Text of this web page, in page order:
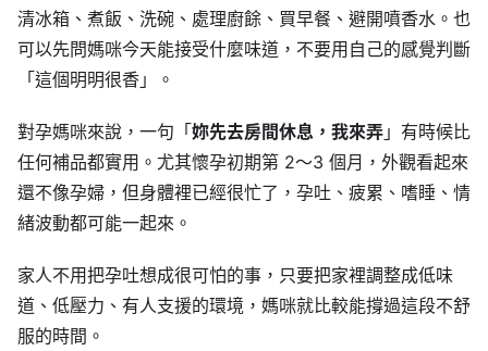
清冰箱、煮飯、洗碗、處理廚餘、買早餐、避開噴香水。也
可以先問媽咪今天能接受什麼味道，不要用自己的感覺判斷
「這個明明很香」。
對孕媽咪來說，一句「妳先去房間休息，我來弄 」有時候比
任何補品都實用。尤其懷孕初期第 2～3 個月，外觀看起來
還不像孕婦，但身體裡已經很忙了，孕吐、疲累、嗜睡、情
緒波動都可能一起來。
家人不用把孕吐想成很可怕的事，只要把家裡調整成低味
道、低壓力、有人支援的環境，媽咪就比較能撐過這段不舒
服的時間。